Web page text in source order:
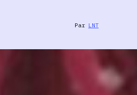
Par LNT